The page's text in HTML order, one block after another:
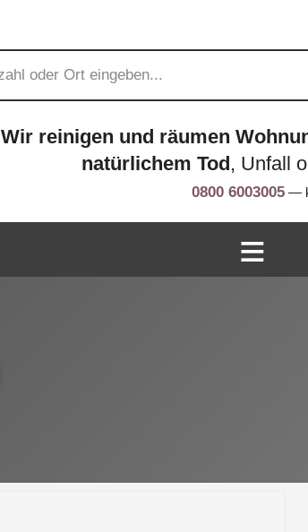
Wir reinigen und räumen
natürlichem Tod, Unfall
0800 6003005 —